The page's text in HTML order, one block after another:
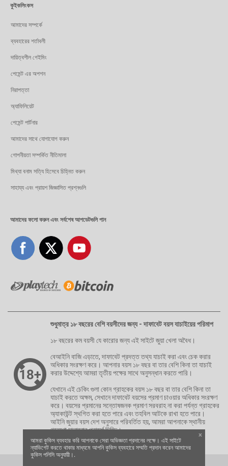
কুইকলিংকস
আমাদের সম্পর্কে
ব্যবহারের শর্তাবলী
দায়িত্বশীল গেইমিং
পেমেন্ট এর অপশন
নিরাপত্তা
অ্যাফিলিয়েট
পেমেন্ট পার্টনার
আমাদের সাথে যোগাযোগ করুন
গোপনীয়তা সম্পর্কিত নীতিমালা
মিথ্যা বনাম সত্যি হিসেবে চিহ্নিত করুন
সাহায্য এবং প্রায়শ জিজ্ঞাসিত প্রশ্নগুলি
আমাদের ফলো করুন এবং সর্বশেষ আপডেটগুলি পান
শুধুমাত্র ১৮ বছরের বেশি বয়সীদের জন্য - দাফাবেট বয়স যাচাইয়ের পরিমাপ
১৮ বছরের কম বয়সী যে কারোর জন্য এই সাইটে জুয়া খেলা অবৈধ।
বেআইনি বাজি এড়াতে, দাফাবেট প্রদত্ত তথ্য যাচাই করা এবং চেক করার
অধিকার সংরক্ষণ করে। আপনার বয়স ১৮ বছর বা তার বেশি কিনা তা যাচাই
করার উদ্দেশ্যে আমরা তৃতীয় পক্ষের সাথে অনুসন্ধান করতে পারি।
যেখানে এই চেকিং গুলা কোন গ্রাহকের বয়স ১৮ বছর বা তার বেশি কিনা তা
যাচাই করতে অক্ষম, সেখানে দাফাবেট বয়সের প্রমাণ চাওয়ার অধিকার সংরক্ষণ
করে। বয়সের প্রমানের সন্তোষজনক প্রমাণ সরবরাহ না করা পর্যন্ত গ্রাহকের
অ্যাকাউন্ট স্থগিত করা হতে পারে এবং তহবিল আটকে রাখা হতে পারে।
আইনি জুয়ার বয়স দেশ অনুসারে পরিবর্তিত হয়, আমরা আপনাকে স্থানীয়
গবেষণা চালানোর পরামর্শ দিচ্ছি।
আমরা কুকিস ব্যবহার করি আপনাকে সেরা অভিজ্ঞতা প্রদানের লক্ষে। এই সাইটে
ন্যাভিগেট করতে থাকার মাধ্যমে আপনি কুকিস ব্যবহারে সম্মতি প্রদান করেন আমাদের
কুকিস পলিসি অনুযায়ী।.
x